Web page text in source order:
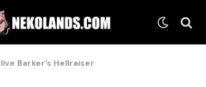
Barker’s Hellraiser